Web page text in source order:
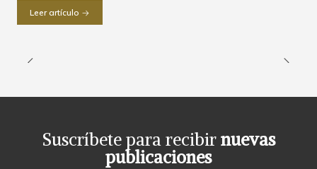
Leer artículo
Suscríbete para recibir nuevas
publicaciones